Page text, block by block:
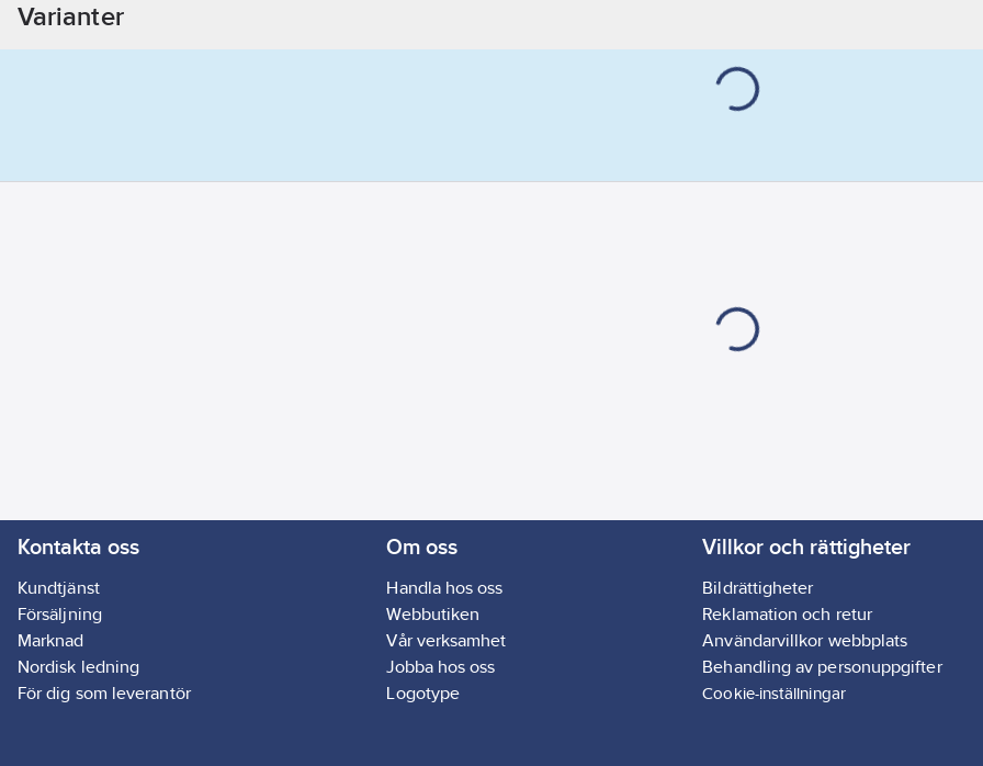
Varianter
Kontakta oss
Kundtjänst
Försäljning
Marknad
Nordisk ledning
För dig som leverantör
Om oss
Handla hos oss
Webbutiken
Vår verksamhet
Jobba hos oss
Logotype
Villkor och rättigheter
Bildrättigheter
Reklamation och retur
Användarvillkor webbplats
Behandling av personuppgifter
Cookie-inställningar